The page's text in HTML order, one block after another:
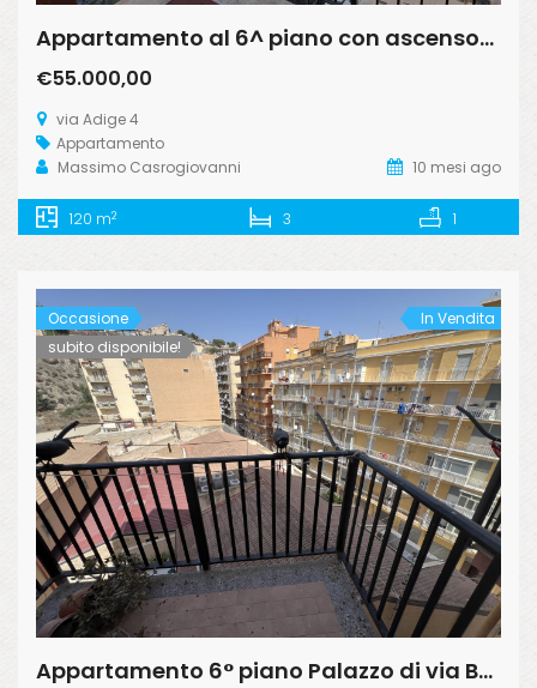
Appartamento al 6^ piano con ascensore in via Adige
€55.000,00
via Adige 4
Appartamento
Massimo Casrogiovanni
10 mesi ago
120 m2 3 1
Occasione
subito disponibile!
In Vendita
Appartamento 6° piano Palazzo di via Barrile 9